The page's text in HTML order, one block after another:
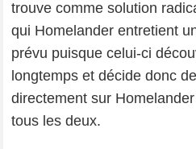
trouve comme solution
qui Homelander entretient
prévu puisque celui-ci
longtemps et décide donc
directement sur
tous les deux.